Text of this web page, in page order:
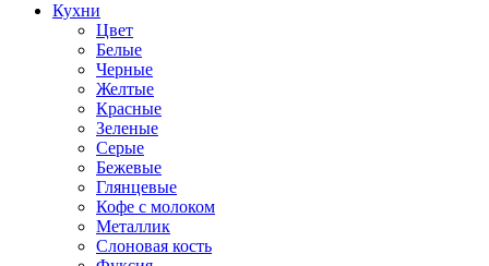
Кухни
Цвет
Белые
Черные
Желтые
Красные
Зеленые
Серые
Бежевые
Глянцевые
Кофе с молоком
Металлик
Слоновая кость